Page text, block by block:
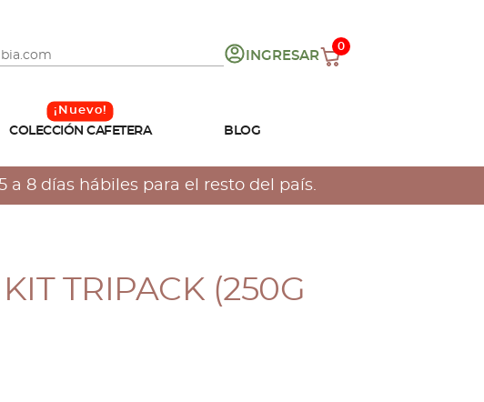
INGRESAR
0
COLECCIÓN CAFETERA BLOG
a 8 días hábiles para el resto del país.
TRIPACK (250G